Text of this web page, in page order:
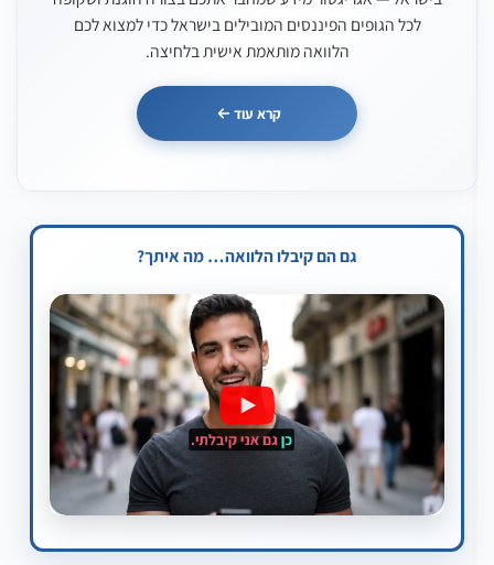
לכל הגופים הפיננסים המובילים בישראל כדי למצוא לכם
הלוואה מותאמת אישית בלחיצה.
קרא עוד
גם הם קיבלו הלוואה… מה איתך?